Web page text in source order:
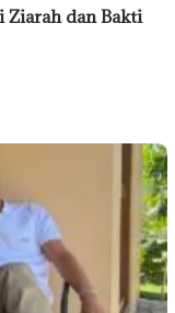
dan Bakti